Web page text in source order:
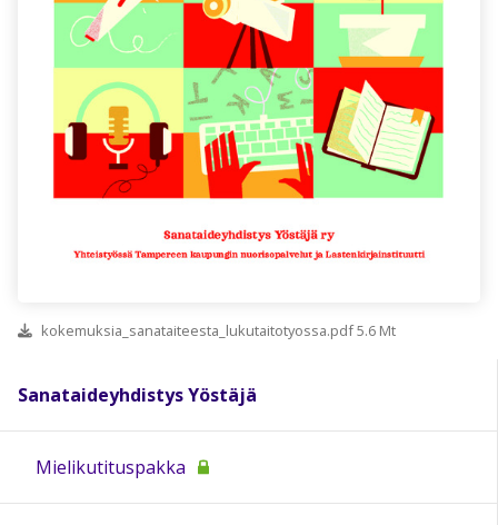
kokemuksia_sanataiteesta_lukutaitotyossa.pdf 5.6 Mt
Sanataideyhdistys Yöstäjä
Mielikutituspakka